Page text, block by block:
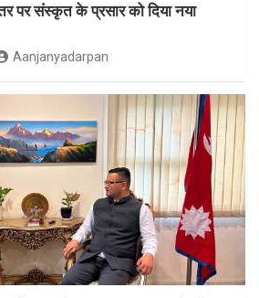
पर संस्कृत के प्रसार को दिया नया
Aanjanyadarpan